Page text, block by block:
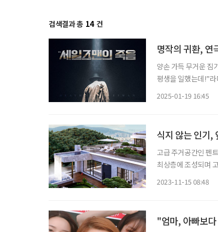
검색결과 총 14 건
명작의 귀환, 연
양손 가득 무거운 짐
평생을 일했는데!”
2025-01-19 16:45
식지 않는 인기,
고급 주거공간인 펜
최상층에 조성되며
2023-11-15 08:48
"엄마, 아빠보